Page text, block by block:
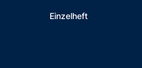
Einzelheft